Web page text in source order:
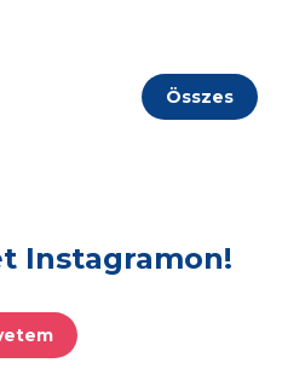
Összes
Instagramon!